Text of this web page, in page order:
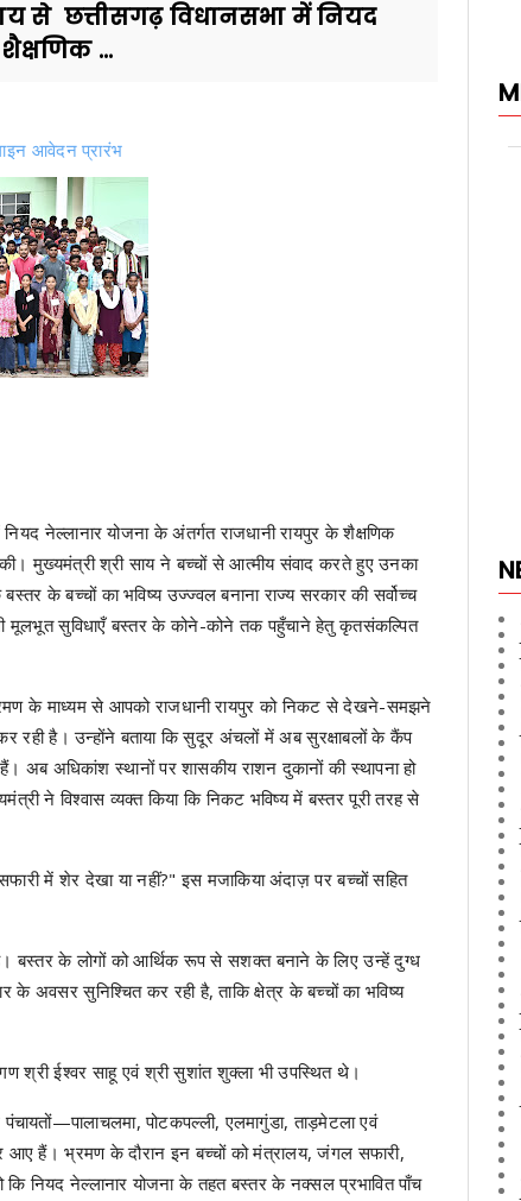
से छत्तीसगढ़ विधानसभा में नियद
...
आवेदन प्रारंभ
नेल्लानार योजना के अंतर्गत राजधानी रायपुर के शैक्षणिक
मुख्यमंत्री श्री साय ने बच्चों से आत्मीय संवाद करते हुए उनका
के बच्चों का भविष्य उज्ज्वल बनाना राज्य सरकार की सर्वोच्च
मूलभूत सुविधाएँ बस्तर के कोने-कोने तक पहुँचाने हेतु कृतसंकल्पित
के माध्यम से आपको राजधानी रायपुर को निकट से देखने-समझने
रही है। उन्होंने बताया कि सुदूर अंचलों में अब सुरक्षाबलों के कैंप
अब अधिकांश स्थानों पर शासकीय राशन दुकानों की स्थापना हो
ने विश्वास व्यक्त किया कि निकट भविष्य में बस्तर पूरी तरह से
में शेर देखा या नहीं?" इस मजाकिया अंदाज़ पर बच्चों सहित
बस्तर के लोगों को आर्थिक रूप से सशक्त बनाने के लिए उन्हें दुग्ध
के अवसर सुनिश्चित कर रही है, ताकि क्षेत्र के बच्चों का भविष्य
श्री ईश्वर साहू एवं श्री सुशांत शुक्ला भी उपस्थित थे।
पोटकपल्ली, एलमागुंडा, ताड़मेटला एवं
आए हैं। भ्रमण के दौरान इन बच्चों को मंत्रालय, जंगल सफारी,
नियद नेल्लानार योजना के तहत बस्तर के नक्सल प्रभावित पाँच